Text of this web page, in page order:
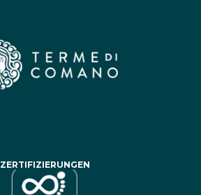
ZERTIFIZIERUNGEN